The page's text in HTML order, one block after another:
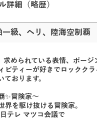
詳細（略歴）
一級、ヘリ、陸海空制覇
求められている表情、ポージ
ビティーが好きでロックク
ております。
✨冒険家〜
界を駆け抜ける冒険家。
テレ マツコ会議で